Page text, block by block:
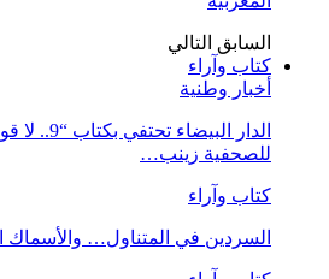
السابق التالي
كتاب وآراء
أخبار وطنية
الدار
للصحفية زينب…
كتاب وآراء
السردين في المتناول… والأسماك